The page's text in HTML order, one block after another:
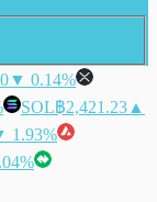
▼ 0.14%
SOL฿2,421.23 ▲
1.93%